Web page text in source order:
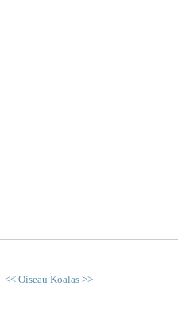
<< Oiseau Koalas >>